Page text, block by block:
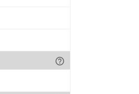
help_outline